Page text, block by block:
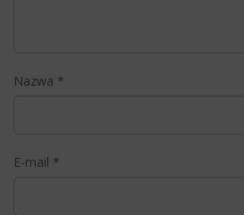
Nazwa *
E-mail *